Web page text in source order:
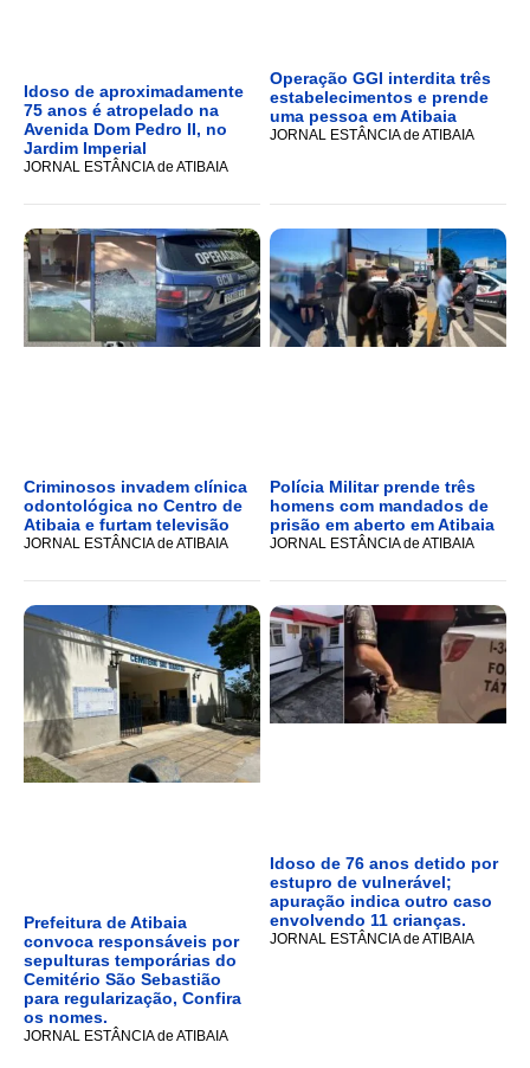
Idoso de aproximadamente
75 anos é atropelado na
Avenida Dom Pedro II, no
Jardim Imperial
JORNAL ESTÂNCIA de ATIBAIA
Operação GGI interdita três
estabelecimentos e prende
uma pessoa em Atibaia
JORNAL ESTÂNCIA de ATIBAIA
Criminosos invadem clínica
odontológica no Centro de
Atibaia e furtam televisão
JORNAL ESTÂNCIA de ATIBAIA
Polícia Militar prende três
homens com mandados de
prisão em aberto em Atibaia
JORNAL ESTÂNCIA de ATIBAIA
Prefeitura de Atibaia
convoca responsáveis por
sepulturas temporárias do
Cemitério São Sebastião
para regularização, Confira
os nomes.
JORNAL ESTÂNCIA de ATIBAIA
Idoso de 76 anos detido por
estupro de vulnerável;
apuração indica outro caso
envolvendo 11 crianças.
JORNAL ESTÂNCIA de ATIBAIA